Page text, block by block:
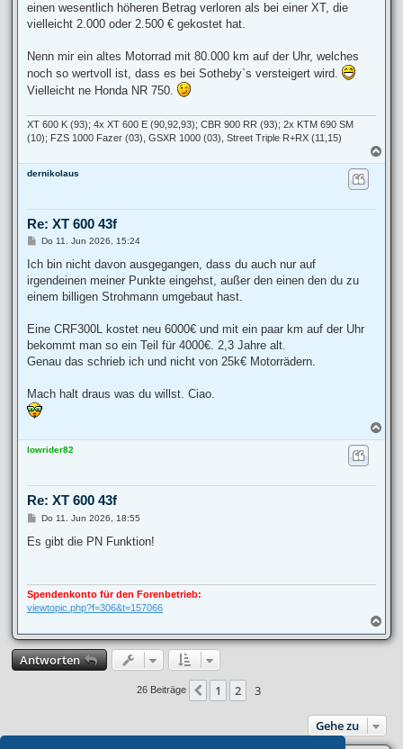
einen wesentlich höheren Betrag verloren als bei einer XT, die
vielleicht 2.000 oder 2.500 € gekostet hat.
Nenn mir ein altes Motorrad mit 80.000 km auf der Uhr, welches
noch so wertvoll ist, dass es bei Sotheby`s versteigert wird.
Vielleicht ne Honda NR 750.
XT 600 K (93); 4x XT 600 E (90,92,93); CBR 900 RR (93); 2x KTM 690 SM
(10); FZS 1000 Fazer (03), GSXR 1000 (03), Street Triple R+RX (11,15)
a
dernikolaus
Re: XT 600 43f
B
i
r
a
Do 11. Jun 2026, 15:24
Ich bin nicht davon ausgegangen, dass du auch nur auf
irgendeinen meiner Punkte eingehst, außer den einen den du zu
einem billigen Strohmann umgebaut hast.
Eine CRF300L kostet neu 6000€ und mit ein paar km auf der Uhr
bekommt man so ein Teil für 4000€. 2,3 Jahre alt.
Genau das schrieb ich und nicht von 25k€ Motorrädern.
Mach halt draus was du willst. Ciao.
a
lowrider82
Re: XT 600 43f
B
i
Do 11. Jun 2026, 18:55
Es gibt die PN Funktion!
Spendenkonto für den Forenbetrieb:
viewtopic.php?f=306&t=157066
a
c
Antworten
26 Beiträge Vorherige
1 2 3
Gehe zu